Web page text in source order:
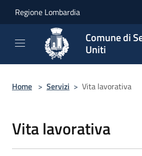
Regione Lombardia
Comune di
Uniti
Home > Servizi > Vita lavorativa
Vita lavorativa